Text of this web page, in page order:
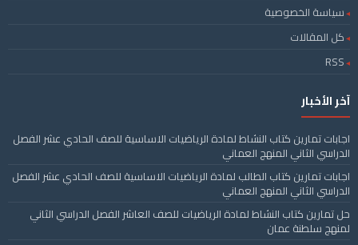
سياسة الخصوصية
كل المقالات
RSS
آخر الأخبار
اجابات تمارين كتاب النشاط لمادة الرياضيات الاساسية للصف الحادي عشر الفصل
الدراسي الثاني المنهج العماني
اجابات تمارين كتاب الطالب لمادة الرياضيات الاساسية للصف الحادي عشر الفصل
الدراسي الثاني المنهج العماني
حل تمارين كتاب النشاط لمادة الرياضيات للصف العاشر الفصل الدراسي الثاني
لمنهج سلطنة عمان